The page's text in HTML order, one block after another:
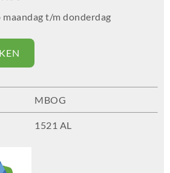
t/m donderdag
MBOG
1521 AL